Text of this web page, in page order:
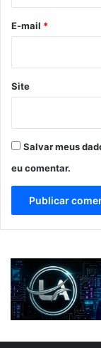
*
E-mail *
Site
Salvar meus
eu comentar.